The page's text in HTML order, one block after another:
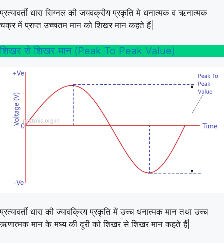
प्रत्यावर्ती धारा सिग्नल की जयवक्रीय प्रकृति मे धनात्मक व ऋनात्मक
चक्र में प्राप्त उच्चतम मान को शिखर मान कहते हैं|
शिखर से शिखर मान (Peak To Peak Value)
प्रत्यावर्ती धारा की ज्यावक्रिय प्रकृति में उच्च धनात्मक मान तथा उच्च
ऋणात्मक मान के मध्य की दूरी को शिखर से शिखर मान कहते हैं|